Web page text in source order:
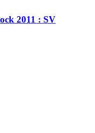
2011 : SV